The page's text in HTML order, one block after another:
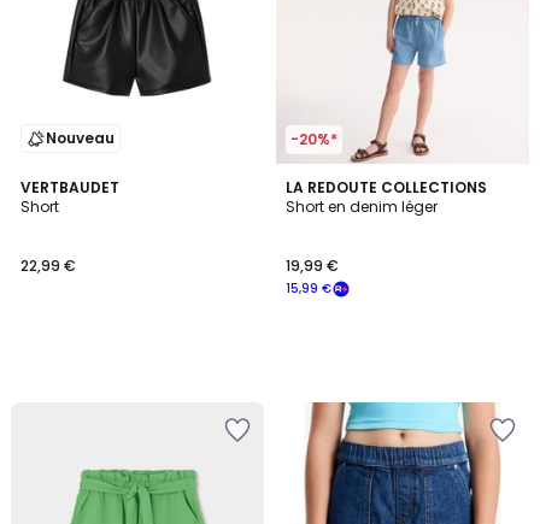
Nouveau
VERTBAUDET
Short
22,99 €
-20%*
LA REDOUTE COLLECTIONS
Short en denim léger
15,99 €
19,99 €